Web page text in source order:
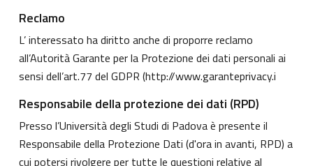
Reclamo
L’ interessato ha diritto anche di proporre reclamo
all’Autorità Garante per la Protezione dei dati personali ai
sensi dell’art.77 del GDPR (http://www.garanteprivacy.i
Responsabile della protezione dei dati (RPD)
Presso l’Università degli Studi di Padova è presente il
Responsabile della Protezione Dati (d'ora in avanti, RPD) a
cui potersi rivolgere per tutte le questioni relative al